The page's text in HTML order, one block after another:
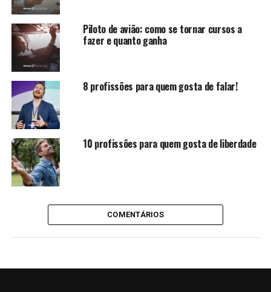
Piloto de avião: como se tornar cursos a
fazer e quanto ganha
8 profissões para quem gosta de falar!
10 profissões para quem gosta de liberdade
COMENTÁRIOS